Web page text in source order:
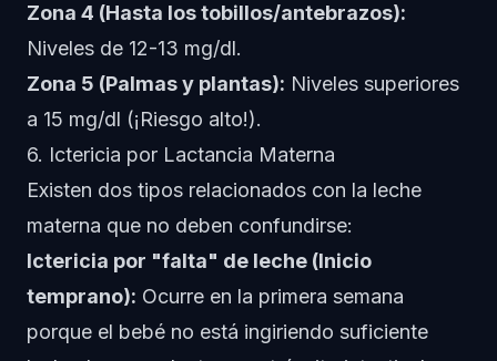
Zona 4 (Hasta los tobillos/antebrazos):
Niveles de 12-13 mg/dl.
Zona 5 (Palmas y plantas): Niveles superiores
a 15 mg/dl (¡Riesgo alto!).
6. Ictericia por Lactancia Materna
Existen dos tipos relacionados con la leche
materna que no deben confundirse:
Ictericia por "falta" de leche (Inicio
temprano): Ocurre en la primera semana
porque el bebé no está ingiriendo suficiente